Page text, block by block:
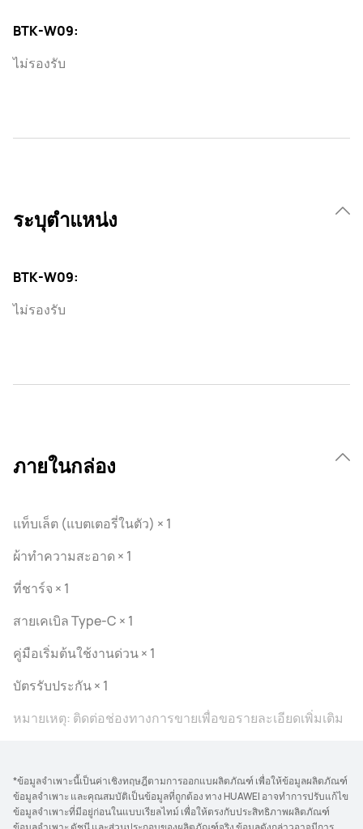
BTK-W09:
ไม่รองรับ
ระบุตำแหน่ง
BTK-W09:
ไม่รองรับ
ภายในกล่อง
แท็บเล็ต (แบตเตอรี่ในตัว) × 1
ผ้าทำความสะอาด × 1
ที่ชาร์จ × 1
สายเคเบิล Type-C × 1
คู่มือเริ่มต้นใช้งานด่วน × 1
บัตรรับประกัน × 1
หมายเหตุ: ติดต่อช่องทางการขายเพื่อขอรายละเอียดเพิ่มเติม
*ข้อมูลจำเพาะนี้เป็นค่าเชิงทฤษฎีตามการออกแบผลิตภัณฑ์ เพื่อให้ข้อมูลผลิตภัณฑ์
ข้อมูลจำเพาะ และคุณสมบัติเป็นข้อมูลที่ถูกต้อง ทาง HUAWEI อาจทำการปรับแก้ไข
ข้อมูลจำเพาะที่มีอยู่ก่อนในแบบเรียลไทม์ เพื่อให้ตรงกับประสิทธิภาพผลิตภัณฑ์